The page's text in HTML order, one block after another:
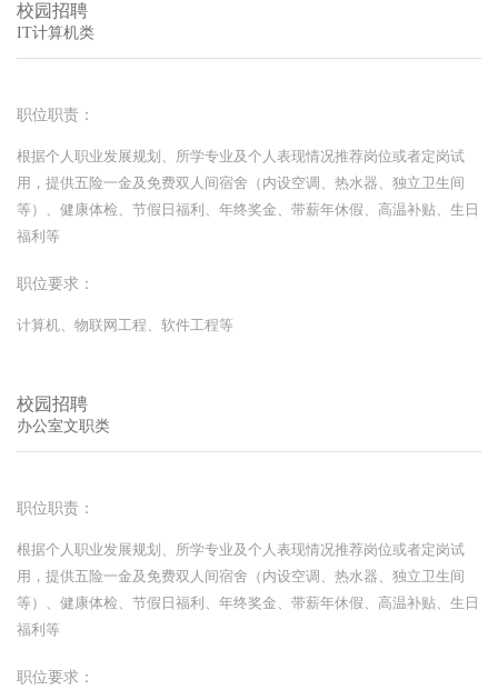
校园招聘
IT计算机类
职位职责：
根据个人职业发展规划、所学专业及个人表现情况推荐岗位或者定岗试
用，提供五险一金及免费双人间宿舍（内设空调、热水器、独立卫生间
等）、健康体检、节假日福利、年终奖金、带薪年休假、高温补贴、生日
福利等
职位要求：
计算机、物联网工程、软件工程等
校园招聘
办公室文职类
职位职责：
根据个人职业发展规划、所学专业及个人表现情况推荐岗位或者定岗试
用，提供五险一金及免费双人间宿舍（内设空调、热水器、独立卫生间
等）、健康体检、节假日福利、年终奖金、带薪年休假、高温补贴、生日
福利等
职位要求：